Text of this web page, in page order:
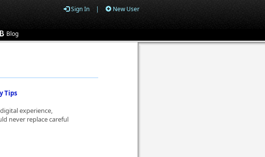
Sign In | New User
Blog
Tips
experience,
never replace careful